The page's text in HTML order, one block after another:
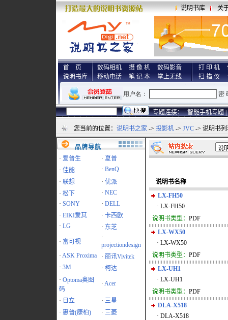
说明书库 关
首 页
说明书库
数码相机 摄 像 机
数码影音
移动电话
笔 记 本 掌上无线
打 印 机
扫 描 仪
专题连接： 智能手机专题 |
您当前的位置： 说明书之家 -> 投影机 -> JVC -> 说明书
品牌导航
· 爱普生 · 夏普
· 佳能 · BenQ
· 联想 · 优派
· 松下 · NEC
· SONY · DELL
· EIKI爱其 · 卡西欧
· LG · 东芝
· 富可视
·
projectiondesign
· ASK Proxima · 丽讯Vivitek
· 3M · 柯达
· Optoma奥图
码
· Acer
· 日立 · 三星
· 惠普(康柏) · 三菱
说明书名称
LX-FH50
· LX-FH50
说明书类型： PDF
LX-WX50
· LX-WX50
说明书类型： PDF
LX-UH1
· LX-UH1
说明书类型： PDF
DLA-X518
· DLA-X518